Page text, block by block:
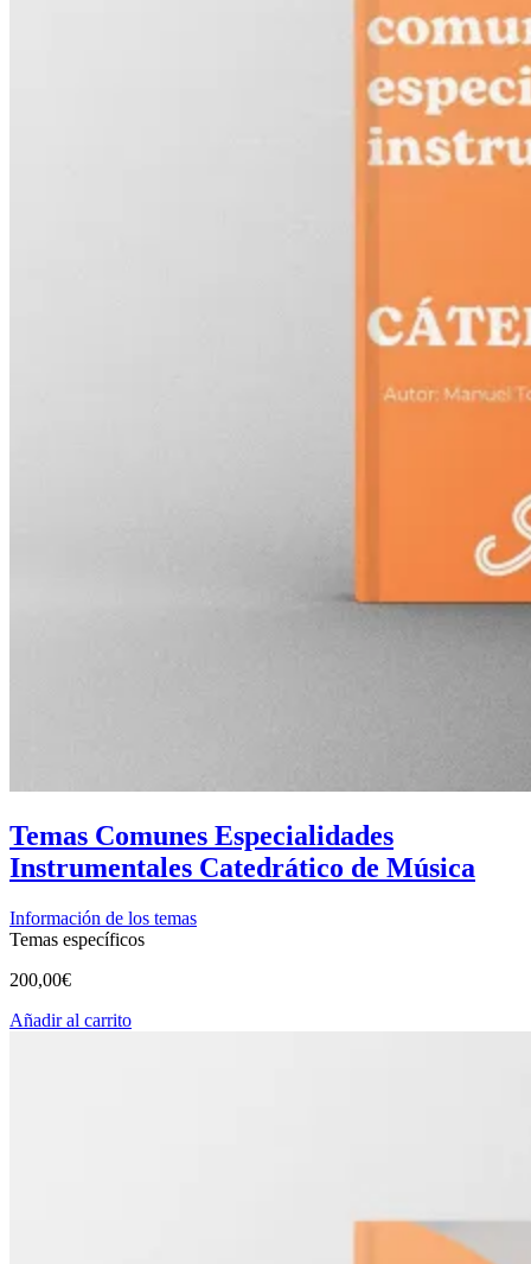
Temas Comunes Especialidades
Instrumentales Catedrático de Música
Información de los temas
Temas específicos
200,00€
Añadir al carrito